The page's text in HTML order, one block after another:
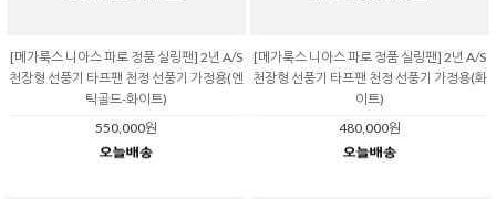
[메가룩스 니아스 파로 정품 실링팬] 2년 A/S
천장형 선풍기 타프팬 천정 선풍기 가정용(엔
틱골드-화이트)
550,000원
[메가룩스 니아스 파로 정품 실링팬] 2년 A/S
천장형 선풍기 타프팬 천정 선풍기 가정용(화
이트)
480,000원